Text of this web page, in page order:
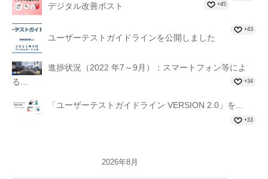
デジタル改善ポスト +45
ユーザーテストガイドラインを公開しました
+43
進捗状況（2022 年7～9月）：スマートフォン等によ
る...
+34
「ユーザーテストガイドライン VERSION 2.0」を...
+33
2026年8月